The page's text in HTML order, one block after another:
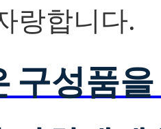
랑합니다.
구성품